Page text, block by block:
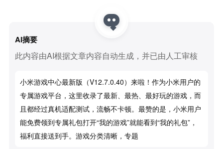
AI摘要
此内容由AI根据文章内容自动生成，并已由人工审核
小米游戏中心最新版（v12.7.0.40）来啦！作为小米用户的
专属游戏平台，这里收录了最新、最热、最好玩的游戏，而
且都经过真机适配测试，流畅不卡顿。最赞的是，小米用户
能免费领到专属礼包打开“我的游戏”就能看到“我的礼包”，
福利直接送到手。游戏分类清晰，专题